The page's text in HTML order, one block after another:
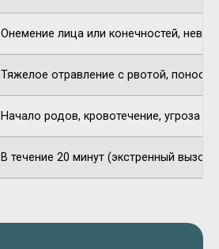
Онемение лица или конечностей,
Тяжелое отравление с рвотой,
Начало родов, кровотечение, угроза
В течение 20 минут (экстренный вызов).